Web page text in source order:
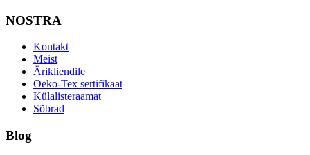
NOSTRA
Kontakt
Meist
Ärikliendile
Oeko-Tex sertifikaat
Külalisteraamat
Sõbrad
Blog